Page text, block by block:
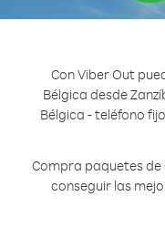
Con Viber Out
Bélgica desde
Bélgica - teléfono
Compra paquetes
conseguir las